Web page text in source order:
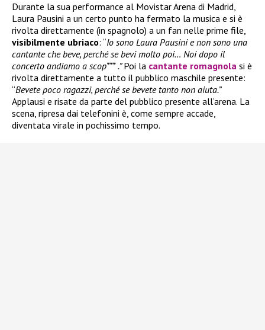
Durante la sua performance al Movistar Arena di Madrid,
Laura Pausini a un certo punto ha fermato la musica e si è
rivolta direttamente (in spagnolo) a un fan nelle prime file,
visibilmente ubriaco: “Io sono Laura Pausini e non sono una
cantante che beve, perché se bevi molto poi… Noi dopo il
concerto andiamo a scop*** .”Poi la cantante romagnola si è
rivolta direttamente a tutto il pubblico maschile presente:
“Bevete poco ragazzi, perché se bevete tanto non aiuta.”
Applausi e risate da parte del pubblico presente all’arena. La
scena, ripresa dai telefonini è, come sempre accade,
diventata virale in pochissimo tempo.